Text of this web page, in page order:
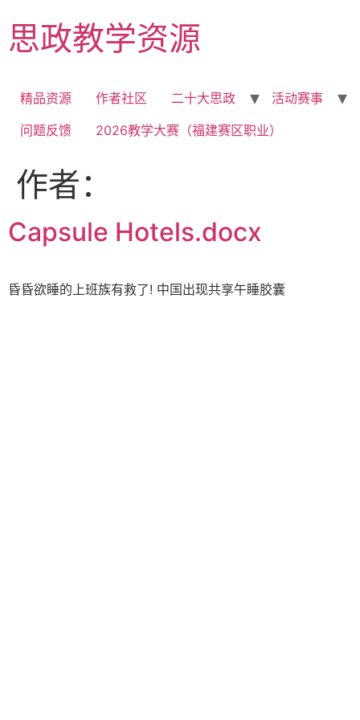
content
思政教学资源
精品资源 作者社区 二十大思政
活动赛事
问题反馈
2026教学大赛（福建赛区职业）
作者：
Capsule Hotels.docx
昏昏欲睡的上班族有救了! 中国出现共享午睡胶囊